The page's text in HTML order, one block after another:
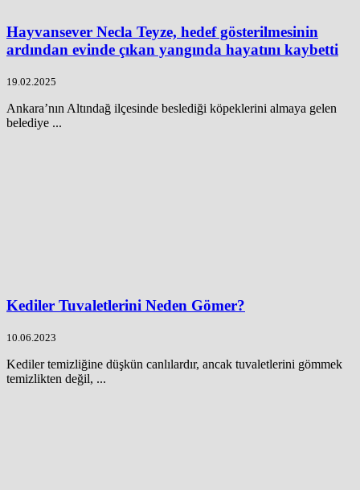
Hayvansever Necla Teyze, hedef gösterilmesinin
ardından evinde çıkan yangında hayatını kaybetti
19.02.2025
Ankara’nın Altındağ ilçesinde beslediği köpeklerini almaya gelen
belediye ...
Kediler Tuvaletlerini Neden Gömer?
10.06.2023
Kediler temizliğine düşkün canlılardır, ancak tuvaletlerini gömmek
temizlikten değil, ...